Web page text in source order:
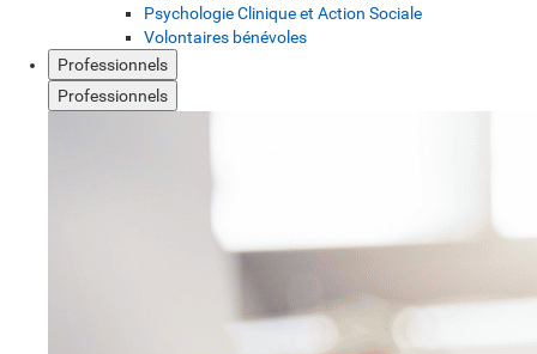
Psychologie Clinique et Action Sociale
Volontaires bénévoles
Professionnels
Professionnels